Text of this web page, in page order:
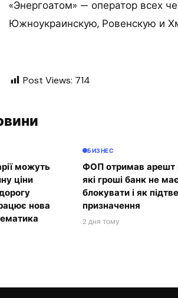
«Энергоатом» — оператор всех
Южноукраинскую, Ровенскую и
Post Views: 714
можуть
ціни
нова
БИЗНЕС
ФОП отримав арешт
які гроші банк не
блокувати і як
призначення
2 дня тому